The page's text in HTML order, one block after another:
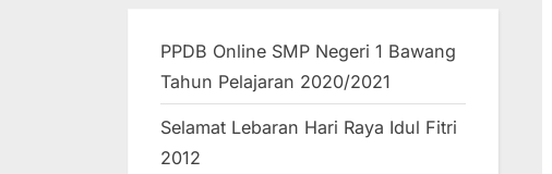
PPDB Online SMP Negeri 1 Bawang
Tahun Pelajaran 2020/2021
Selamat Lebaran Hari Raya Idul Fitri
2012